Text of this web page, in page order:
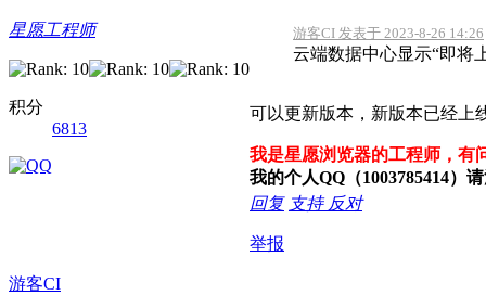
星愿工程师
积分
6813
游客CI 发表于 2023-8-26 14:26
云端数据中心显示“即将
可以更新版本，新版本已经上
我是星愿浏览器的工程师，有
我的个人QQ（1003785414）
回复 支持 反对
举报
游客CI